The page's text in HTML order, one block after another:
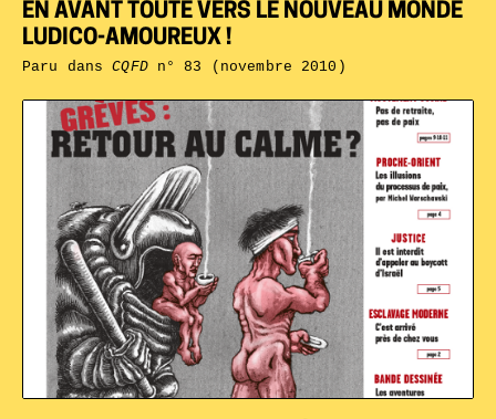
EN AVANT TOUTE VERS LE NOUVEAU MONDE
LUDICO-AMOUREUX !
Paru dansCQFDn° 83 (novembre 2010)